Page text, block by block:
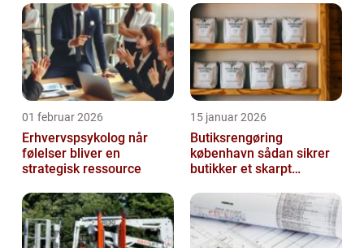
01 februar 2026
Erhvervspsykolog når
følelser bliver en
strategisk ressource
15 januar 2026
Butiksrengøring
københavn sådan sikrer
butikker et skarpt